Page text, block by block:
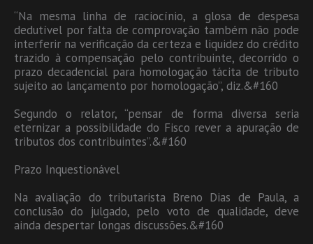
“Na mesma linha de raciocínio, a glosa de despesa
dedutível por falta de comprovação também não pode
interferir na verificação da certeza e liquidez do crédito
trazido à compensação pelo contribuinte, decorrido o
prazo decadencial para homologação tácita de tributo
sujeito ao lançamento por homologação”, diz.&#160
Segundo o relator, “pensar de forma diversa seria
eternizar a possibilidade do Fisco rever a apuração de
tributos dos contribuintes”.&#160
Prazo Inquestionável
Na avaliação do tributarista Breno Dias de Paula, a
conclusão do julgado, pelo voto de qualidade, deve
ainda despertar longas discussões.&#160